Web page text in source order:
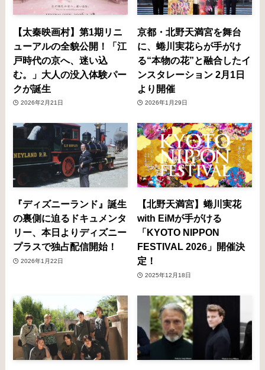
【太秦映画村】第1期リニ
ューアルの全貌公開！「江
戸時代の京へ、迷い込
む。」大人の没入体験パー
クが誕生
2026年2月21日
京都・北野天満宮を舞台
に、蜷川実花らが手がけ
る“本物の花”と融合したイ
ンスタレーション 2月1日
より開催
2026年1月29日
『ディズニーランド』誕生
の裏側に迫るドキュメンタ
リー、本日よりディズニー
プラスで独占配信開始！
2026年1月22日
【北野天満宮】蜷川実花
with EiMが手がける
「KYOTO NIPPON
FESTIVAL 2026」開催決
定！
2025年12月18日